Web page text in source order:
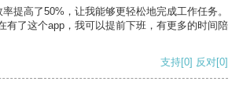
提高了50%，让我能够更轻松地完成工作任务。
有了这个app，我可以提前下班，有更多的时间陪
支持[0] 反对[0]